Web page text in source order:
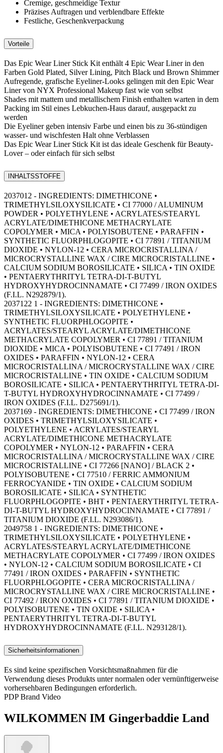
Cremige, geschmeidige Textur
Präzises Auftragen und verblendbare Effekte
Festliche, Geschenkverpackung
Vorteile
Das Epic Wear Liner Stick Kit enthält 4 Epic Wear Liner in den
Farben Gold Plated, Silver Lining, Pitch Black und Brown Shimmer
Aufregende, grafische Eyeliner-Looks gelingen mit den Epic Wear
Liner von NYX Professional Makeup fast wie von selbst
Shades mit mattem und metallischem Finish enthalten warten in dem
Packing im Stil eines Lebkuchen-Haus darauf, ausgepackt zu
werden
Die Eyeliner geben intensiv Farbe und einen bis zu 36-stündigen
wasser- und wischfesten Halt ohne Verblassen
Das Epic Wear Liner Stick Kit ist das ideale Geschenk für Beauty-
Lover – oder einfach für sich selbst
INHALTSSTOFFE
2037012 - INGREDIENTS: DIMETHICONE •
TRIMETHYLSILOXYSILICATE • CI 77000 / ALUMINUM
POWDER • POLYETHYLENE • ACRYLATES/STEARYL
ACRYLATE/DIMETHICONE METHACRYLATE
COPOLYMER • MICA • POLYISOBUTENE • PARAFFIN •
SYNTHETIC FLUORPHLOGOPITE • CI 77891 / TITANIUM
DIOXIDE • NYLON-12 • CERA MICROCRISTALLINA /
MICROCRYSTALLINE WAX / CIRE MICROCRISTALLINE •
CALCIUM SODIUM BOROSILICATE • SILICA • TIN OXIDE
• PENTAERYTHRITYL TETRA-DI-T-BUTYL
HYDROXYHYDROCINNAMATE • CI 77499 / IRON OXIDES
(F.I.L. N292879/1).
2037122 1 - INGREDIENTS: DIMETHICONE •
TRIMETHYLSILOXYSILICATE • POLYETHYLENE •
SYNTHETIC FLUORPHLOGOPITE •
ACRYLATES/STEARYL ACRYLATE/DIMETHICONE
METHACRYLATE COPOLYMER • CI 77891 / TITANIUM
DIOXIDE • MICA • POLYISOBUTENE • CI 77491 / IRON
OXIDES • PARAFFIN • NYLON-12 • CERA
MICROCRISTALLINA / MICROCRYSTALLINE WAX / CIRE
MICROCRISTALLINE • TIN OXIDE • CALCIUM SODIUM
BOROSILICATE • SILICA • PENTAERYTHRITYL TETRA-DI-
T-BUTYL HYDROXYHYDROCINNAMATE • CI 77499 /
IRON OXIDES (F.I.L. D275691/1).
2037169 - INGREDIENTS: DIMETHICONE • CI 77499 / IRON
OXIDES • TRIMETHYLSILOXYSILICATE •
POLYETHYLENE • ACRYLATES/STEARYL
ACRYLATE/DIMETHICONE METHACRYLATE
COPOLYMER • NYLON-12 • PARAFFIN • CERA
MICROCRISTALLINA / MICROCRYSTALLINE WAX / CIRE
MICROCRISTALLINE • CI 77266 [NANO] / BLACK 2 •
POLYISOBUTENE • CI 77510 / FERRIC AMMONIUM
FERROCYANIDE • TIN OXIDE • CALCIUM SODIUM
BOROSILICATE • SILICA • SYNTHETIC
FLUORPHLOGOPITE • BHT • PENTAERYTHRITYL TETRA-
DI-T-BUTYL HYDROXYHYDROCINNAMATE • CI 77891 /
TITANIUM DIOXIDE (F.I.L. N293086/1).
2049758 1 - INGREDIENTS: DIMETHICONE •
TRIMETHYLSILOXYSILICATE • POLYETHYLENE •
ACRYLATES/STEARYL ACRYLATE/DIMETHICONE
METHACRYLATE COPOLYMER • CI 77499 / IRON OXIDES
• NYLON-12 • CALCIUM SODIUM BOROSILICATE • CI
77491 / IRON OXIDES • PARAFFIN • SYNTHETIC
FLUORPHLOGOPITE • CERA MICROCRISTALLINA /
MICROCRYSTALLINE WAX / CIRE MICROCRISTALLINE •
CI 77492 / IRON OXIDES • CI 77891 / TITANIUM DIOXIDE •
POLYISOBUTENE • TIN OXIDE • SILICA •
PENTAERYTHRITYL TETRA-DI-T-BUTYL
HYDROXYHYDROCINNAMATE (F.I.L. N293128/1).
Sicherheitsinformationen
Es sind keine spezifischen Vorsichtsmaßnahmen für die
Verwendung dieses Produkts unter normalen oder vernünftigerweise
vorhersehbaren Bedingungen erforderlich.
PDP Brand Video
WILKOMMEN IM Gingerbaddie Land